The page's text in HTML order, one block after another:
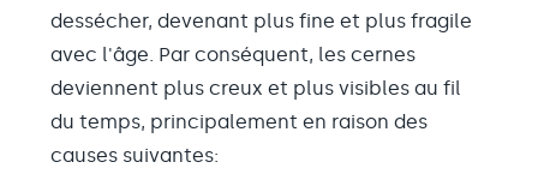
dessécher, devenant plus fine et plus fragile
avec l'âge. Par conséquent, les cernes
deviennent plus creux et plus visibles au fil
du temps, principalement en raison des
causes suivantes: